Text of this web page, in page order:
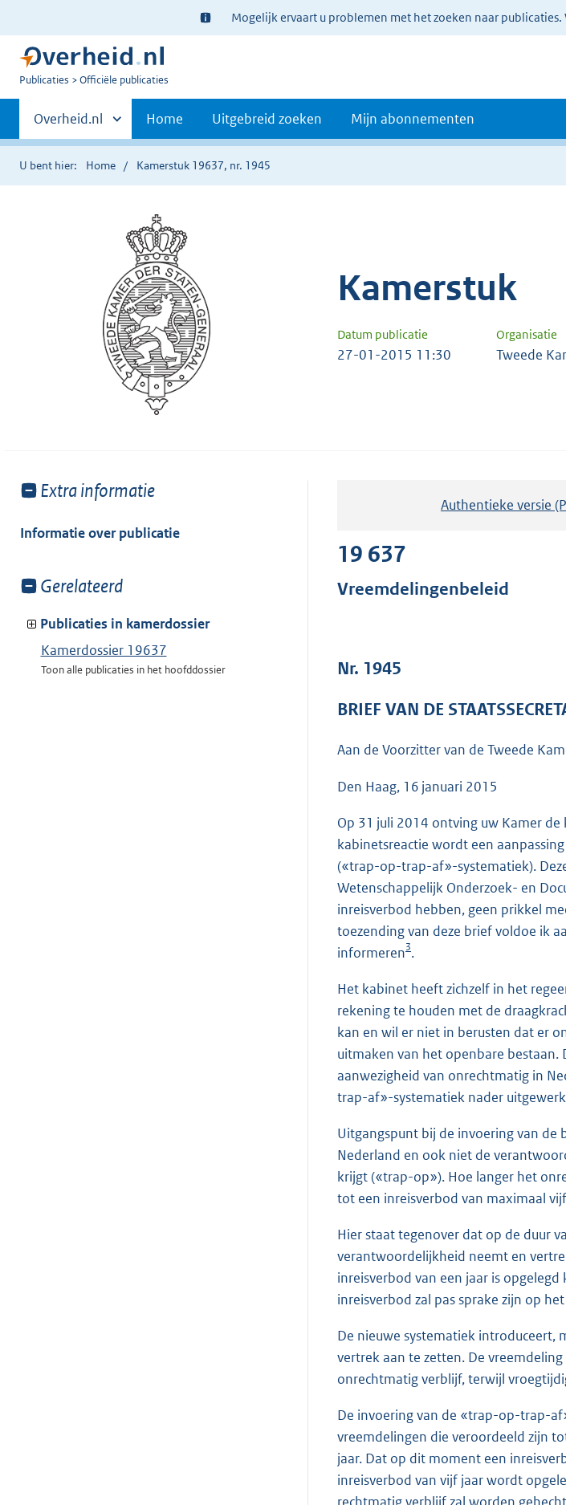
Ter
informatie:
Mogelijk ervaart u problemen met het zoeken naar
U
Publicaties Officiële publicaties
Primaire
navigatie
Andere
sites
binnen
Overheid.nl Home Uitgebreid zoeken Mijn abonnementen
U bent hier: Home Kamerstuk 19637, nr. 1945
Kamerstuk
Datum publicatie Organisatie
27-01-2015 11:30 Tweede
Toon
van:
Extra informatie
Informatie over publicatie
Toon
van:
Gerelateerd
Publicaties in kamerdossier
Kamerdossier 19637
Toon alle publicaties in het hoofddossier
Authentieke versie
19 637
Vreemdelingenbeleid
Nr. 1945
BRIEF VAN DE
Aan de Voorzitter van de Tweede
Den Haag, 16 januari 2015
Op 31 juli 2014 ontving uw Kamer
kabinetsreactie wordt een
(«trap-op-trap-af»-systematiek).
Wetenschappelijk Onderzoek- en
inreisverbod hebben, geen prikkel
toezending van deze brief voldoe ik
informeren3.
Het kabinet heeft zichzelf in het
rekening te houden met de
kan en wil er niet in berusten dat er
uitmaken van het openbare bestaan.
aanwezigheid van onrechtmatig in
trap-af»-systematiek nader
Uitgangspunt bij de invoering van de
Nederland en ook niet de
krijgt («trap-op»). Hoe langer het
tot een inreisverbod van maximaal
Hier staat tegenover dat op de duur
verantwoordelijkheid neemt en
inreisverbod van een jaar is
inreisverbod zal pas sprake zijn op
De nieuwe systematiek introduceert,
vertrek aan te zetten. De
onrechtmatig verblijf, terwijl
De invoering van de «trap-op-trap-
vreemdelingen die veroordeeld zijn
jaar. Dat op dit moment een
inreisverbod van vijf jaar wordt